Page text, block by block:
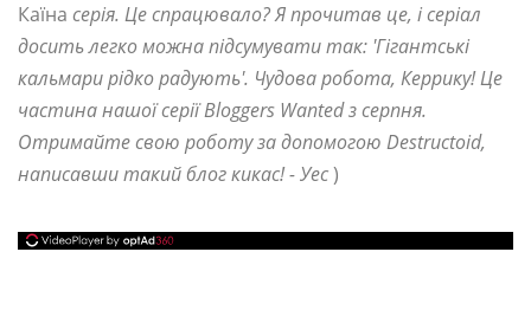
Каїна серія. Це спрацювало? Я прочитав це, і серіал
досить легко можна підсумувати так: 'Гігантські
кальмари рідко радують'. Чудова робота, Керрику! Це
частина нашої серії Bloggers Wanted з серпня.
Отримайте свою роботу за допомогою Destructoid,
написавши такий блог кикас! - Уес)